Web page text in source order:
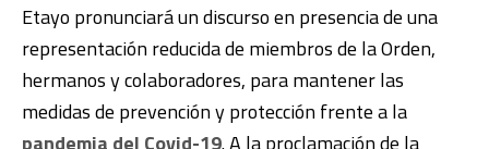
Etayo pronunciará un discurso en presencia de una
representación reducida de miembros de la Orden,
hermanos y colaboradores, para mantener las
medidas de prevención y protección frente a la
pandemia del Covid-19. A la proclamación de la